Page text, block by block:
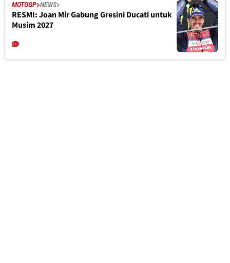
MOTOGP NEWS
RESMI: Joan Mir Gabung Gresini Ducati untuk
Musim 2027